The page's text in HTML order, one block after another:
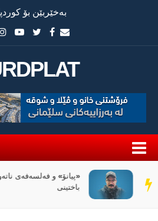
بەخێربێن بۆ
سەر
دێڕ
«پیانۆ» و فەلسەفەی
باختینی